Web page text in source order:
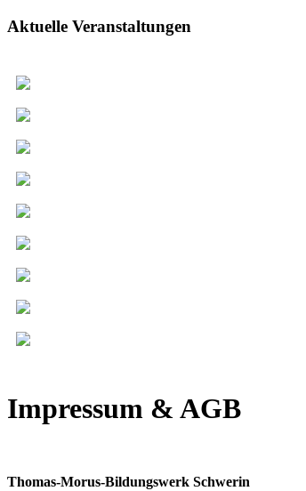
Aktuelle Veranstaltungen
Impressum & AGB
Thomas-Morus-Bildungswerk Schwerin